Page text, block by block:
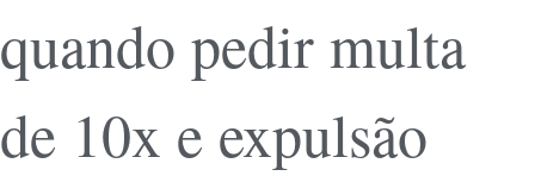
quando pedir multa
de 10x e expulsão